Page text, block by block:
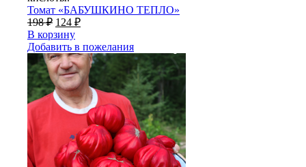
Томат «БАБУШКИНО ТЕПЛО»
198₽ 124 ₽
В корзину
Добавить в пожелания